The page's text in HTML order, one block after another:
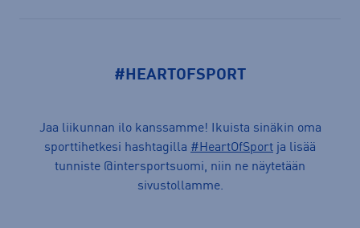
#HEARTOFSPORT
Jaa liikunnan ilo kanssamme! Ikuista sinäkin oma
sporttihetkesi hashtagilla #HeartOfSport ja lisää
tunniste @intersportsuomi, niin ne näytetään
sivustollamme.